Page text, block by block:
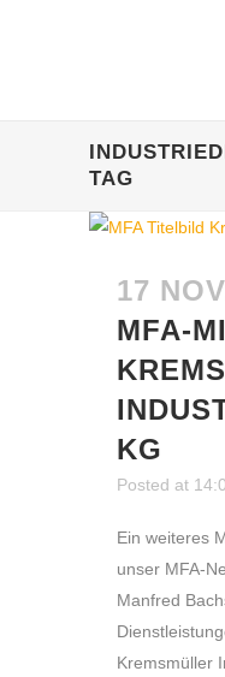
TAG
17
MFA-
KG
Posted at
Ein weiteres
unser MFA-
Manfred
Kremsmüller